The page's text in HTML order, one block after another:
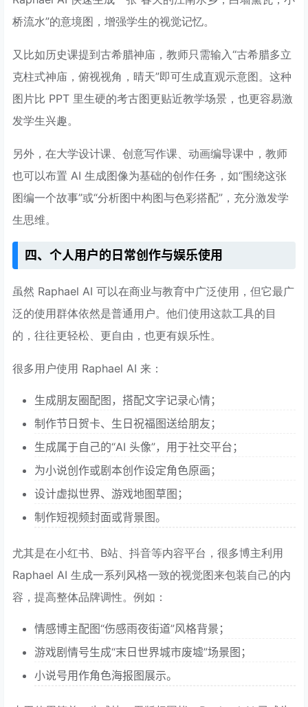
桥流水”的意境图，增强学生的视觉记忆。
又比如历史课提到古希腊神庙，教师只需输入“古希腊多立
克柱式神庙，俯视视角，晴天”即可生成直观示意图。这种
图片比 PPT 里生硬的考古图更贴近教学场景，也更容易激
发学生兴趣。
另外，在大学设计课、创意写作课、动画编导课中，教师
也可以布置 AI 生成图像为基础的创作任务，如“围绕这张
图编一个故事”或“分析图中构图与色彩搭配”，充分激发学
生思维。
四、个人用户的日常创作与娱乐使用
虽然 Raphael AI 可以在商业与教育中广泛使用，但它最广
泛的使用群体依然是普通用户。他们使用这款工具的目
的，往往更轻松、更自由，也更有娱乐性。
很多用户使用 Raphael AI 来：
生成朋友圈配图，搭配文字记录心情；
制作节日贺卡、生日祝福图送给朋友；
生成属于自己的“AI 头像”，用于社交平台；
为小说创作或剧本创作设定角色原画；
设计虚拟世界、游戏地图草图；
制作短视频封面或背景图。
尤其是在小红书、B站、抖音等内容平台，很多博主利用
Raphael AI 生成一系列风格一致的视觉图来包装自己的内
容，提高整体品牌调性。例如：
情感博主配图“伤感雨夜街道”风格背景；
游戏剧情号生成“末日世界城市废墟”场景图；
小说号用作角色海报图展示。